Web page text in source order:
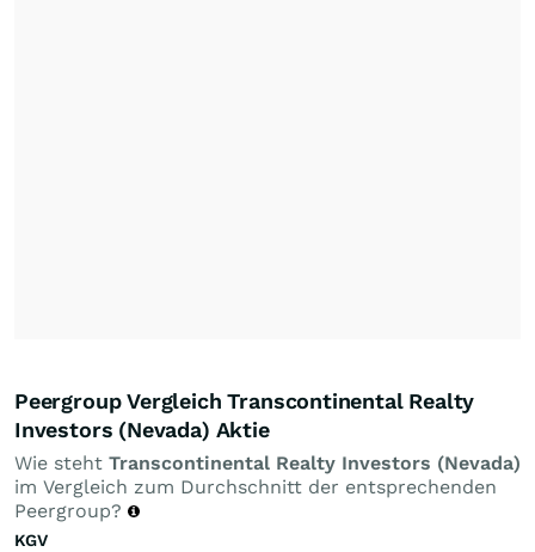
Peergroup Vergleich Transcontinental Realty
Investors (Nevada) Aktie
Wie steht Transcontinental Realty Investors (Nevada)
im Vergleich zum Durchschnitt der entsprechenden
Peergroup?
KGV